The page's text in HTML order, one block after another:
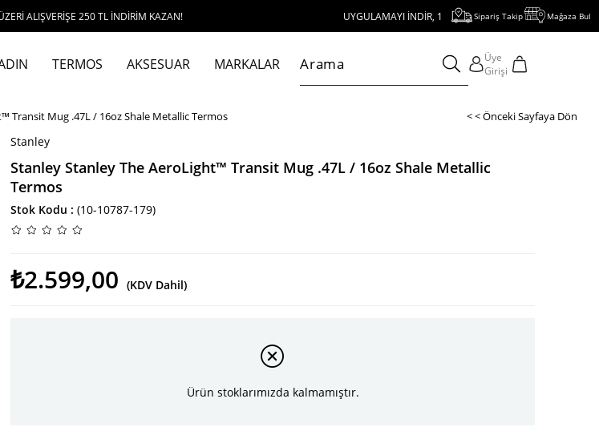
250 TL İNDİRİM KAZAN! UYGULAMAYI İNDİR, 1000 TL VE ÜZERİ ALIŞVERİŞE 250 TL
Sipariş Takip Mağaza Bul
TERMOS AKSESUAR MARKALAR
Üye
Girişi
Transit Mug .47L / 16oz Shale Metallic Termos < < Önceki Sayfaya Dön
Stanley
Stanley Stanley The AeroLight™ Transit Mug .47L / 16oz Shale Metallic
Termos
Stok Kodu (10-10787-179)
₺2.599,00 (KDV Dahil)
Ürün stoklarımızda kalmamıştır.